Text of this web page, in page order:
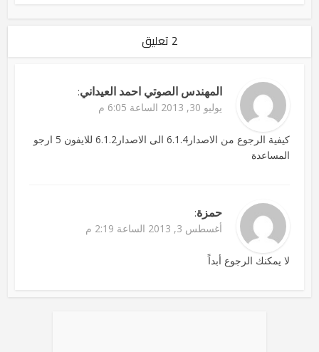
2 تعليق
المهندس الصوتي احمد العيداني:
يوليو 30, 2013 الساعة 6:05 م
كيفية الرجوع من الاصدار6.1.4 الى الاصدار6.1.2 للايفون 5 ارجو
المساعدة
حمزة:
أغسطس 3, 2013 الساعة 2:19 م
لا يمكنك الرجوع أبداً